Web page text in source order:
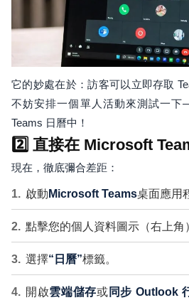
它的妙處在於：訪客可以立即存取
不妨安排一個單人活動來測試一
Teams 日曆中！
2️⃣ 直接在 Microsoft
現在，徹底彌合差距：
啟動 Microsoft Teams桌面應用
點擊您的個人資料圖示（右上角
選擇“日曆”標籤。
開啟雲端儲存或 同步 Outlook